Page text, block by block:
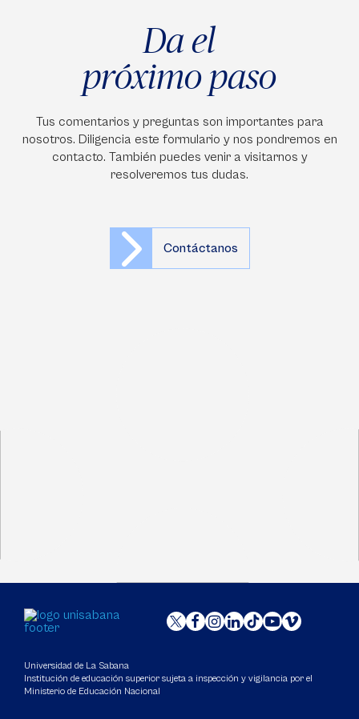
Da el
próximo paso
Tus comentarios y preguntas son importantes para
nosotros. Diligencia este formulario y nos pondremos en
contacto. También puedes venir a visitarnos y
resolveremos tus dudas.
Contáctanos
Universidad de La Sabana
Institución de educación superior sujeta a inspección y vigilancia por el
Ministerio de Educación Nacional